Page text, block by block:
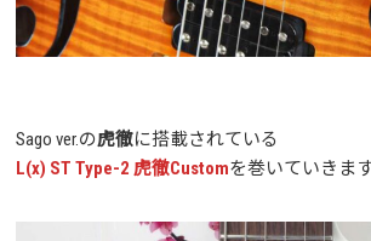
Sago ver.の虎徹に搭載されている
L(x) ST Type-2 虎徹Customを巻いていきま